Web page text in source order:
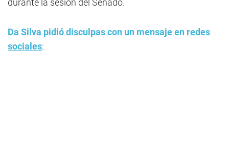
durante la sesión del Senado.
Da Silva pidió disculpas con un mensaje en redes
sociales: